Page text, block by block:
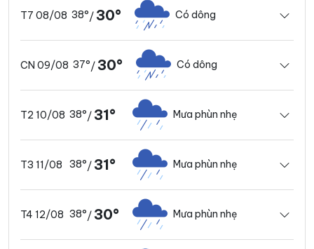
T7 08/08 38°/30° Có dông
CN 09/08 37°/30° Có dông
T2 10/08 38°/31° Mưa phùn nhẹ
T3 11/08 38°/31° Mưa phùn nhẹ
T4 12/08 38°/30° Mưa phùn nhẹ